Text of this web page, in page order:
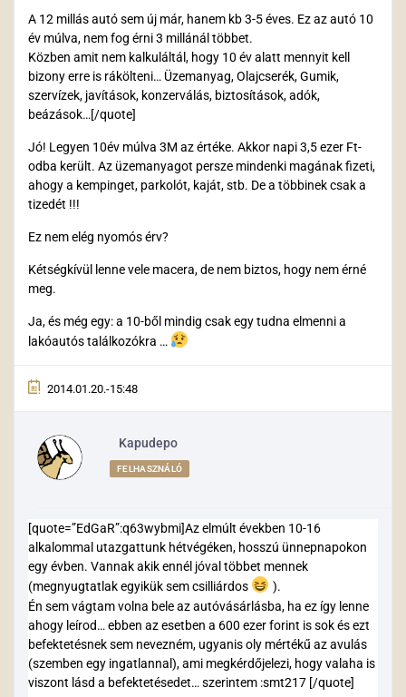
A 12 millás autó sem új már, hanem kb 3-5 éves. Ez az autó 10
év múlva, nem fog érni 3 millánál többet.
Közben amit nem kalkuláltál, hogy 10 év alatt mennyit kell
bizony erre is rákölteni… Üzemanyag, Olajcserék, Gumik,
szervízek, javítások, konzerválás, biztosítások, adók,
beázások…[/quote]
Jó! Legyen 10év múlva 3M az értéke. Akkor napi 3,5 ezer Ft-
odba került. Az üzemanyagot persze mindenki magának fizeti,
ahogy a kempinget, parkolót, kaját, stb. De a többinek csak a
tizedét !!!
Ez nem elég nyomós érv?
Kétségkívül lenne vele macera, de nem biztos, hogy nem érné
meg.
Ja, és még egy: a 10-ből mindig csak egy tudna elmenni a
lakóautós találkozókra …
2014.01.20.-15:48
Kapudepo
FELHASZNÁLÓ
[quote=”EdGaR”:q63wybmi]Az elmúlt években 10-16
alkalommal utazgattunk hétvégéken, hosszú ünnepnapokon
egy évben. Vannak akik ennél jóval többet mennek
(megnyugtatlak egyikük sem csilliárdos
).
Én sem vágtam volna bele az autóvásárlásba, ha ez így lenne
ahogy leírod… ebben az esetben a 600 ezer forint is sok és ezt
befektetésnek sem nevezném, ugyanis oly mértékű az avulás
(szemben egy ingatlannal), ami megkérdőjelezi, hogy valaha is
viszont lásd a befektetésedet… szerintem :smt217 [/quote]